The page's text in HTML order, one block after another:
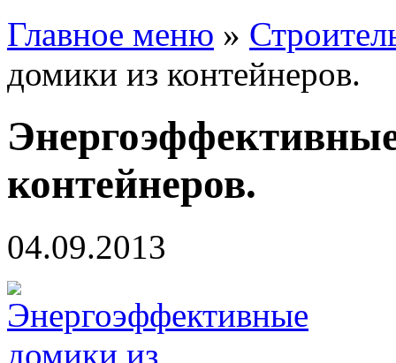
Главное меню »
домики из контейнеров.
контейнеров.
04.09.2013